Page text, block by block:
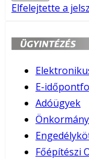
Elfelejtette a
E-
Adóügyek
Főépítészi